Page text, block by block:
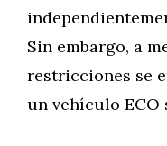
Sin embargo, a
restricciones se
un vehículo ECO